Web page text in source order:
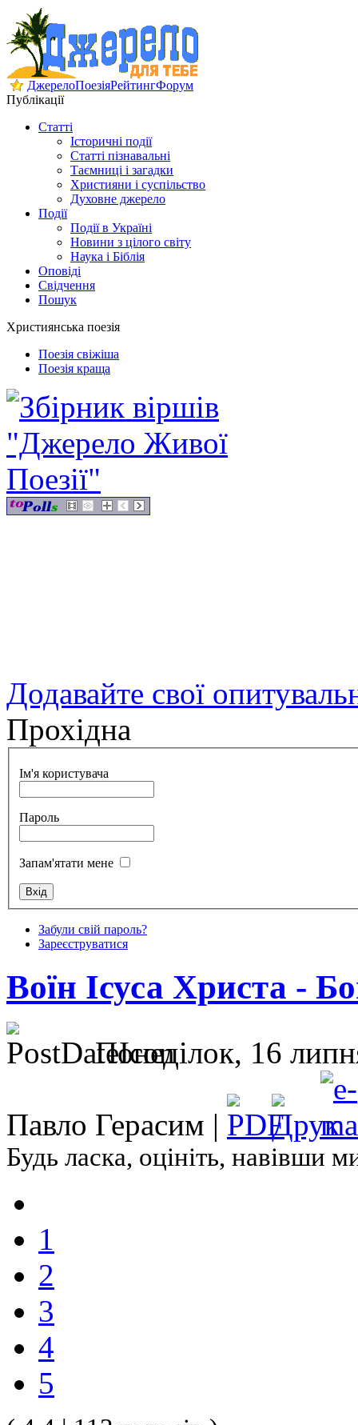
ДжерелоПоезіяРейтингФорум
Публікації
Статті
Історичні події
Статті пізнавальні
Таємниці і загадки
Християни і суспільство
Духовне джерело
Події
Події в Україні
Новини з цілого світу
Наука і Біблія
Оповіді
Свідчення
Пошук
Християнська поезія
Поезія свіжіша
Поезія краща
Додавайте свої
Прохідна
Ім'я користувача
Пароль
Запам'ятати мене
Забули свій пароль?
Зареєструватися
Воїн Ісуса Христа -
Понеділок, 16
Павло Герасим |
Будь ласка, оцініть, навівши
1
2
3
4
5